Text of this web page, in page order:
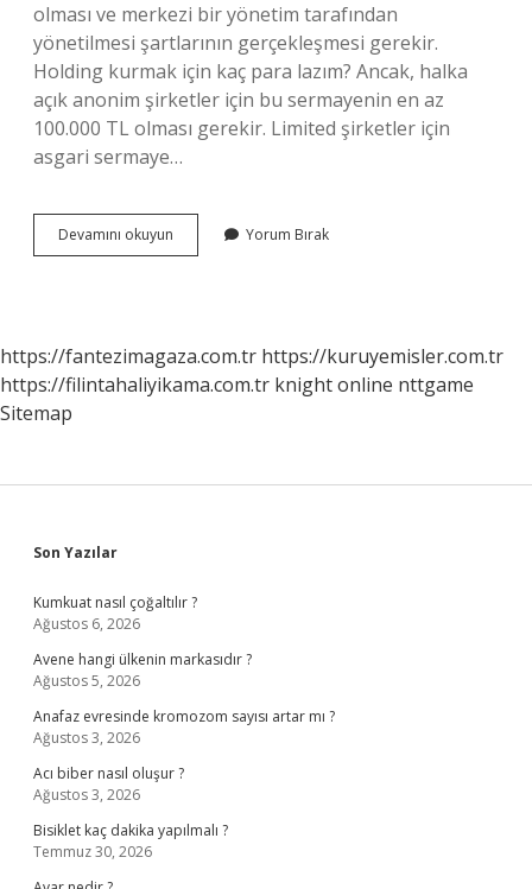
olması ve merkezi bir yönetim tarafından
yönetilmesi şartlarının gerçekleşmesi gerekir.
Holding kurmak için kaç para lazım? Ancak, halka
açık anonim şirketler için bu sermayenin en az
100.000 TL olması gerekir. Limited şirketler için
asgari sermaye…
Devamını okuyun
Şirket
Yorum Bırak
https://fantezimagaza.com.tr https://kuruyemisler.com.tr
https://filintahaliyikama.com.tr knight online nttgame
Sitemap
Sidebar
Son Yazılar
Kumkuat nasıl çoğaltılır ?
Ağustos 6, 2026
Avene hangi ülkenin markasıdır ?
Ağustos 5, 2026
Anafaz evresinde kromozom sayısı artar mı ?
Ağustos 3, 2026
Acı biber nasıl oluşur ?
Ağustos 3, 2026
Bisiklet kaç dakika yapılmalı ?
Temmuz 30, 2026